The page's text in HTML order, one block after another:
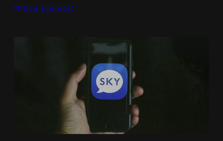
Milica Ljubičić